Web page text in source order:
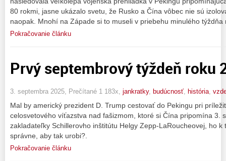
80 rokmi, jasne ukázalo svetu, že Rusko a Čína vôbec nie sú
naopak. Mnohí na Západe si to museli v priebehu minulého
Pokračovanie článku
Prvý septembrový týždeň roku
3. septembra 2025, Prečítané 1 183x, jankratky, budúcnosť história
Mal by americký prezident D. Trump cestovať do Pekingu pri
celosvetového víťazstva nad fašizmom, ktoré si Čína pripomína 3.
zakladateľky Schillerovho inštitútu Helgy Zepp-LaRoucheovej, ho k
správne, aby tak urobi?.
Pokračovanie článku